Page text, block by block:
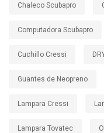
Chaleco Scubapro
Computadora Scubapro
Cuchillo Cressi
Guantes de Neopreno
Lampara Cressi
Lampara Tovatec